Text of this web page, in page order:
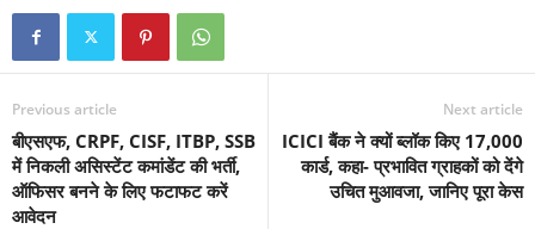
Previous article
बीएसएफ, CRPF, CISF, ITBP, SSB
में निकली असिस्टेंट कमांडेंट की भर्ती,
ऑफिसर बनने के लिए फटाफट करें
आवेदन
Next article
ICICI बैंक ने क्यों ब्लॉक किए 17,000
कार्ड, कहा- प्रभावित ग्राहकों को देंगे
उचित मुआवजा, जानिए पूरा केस